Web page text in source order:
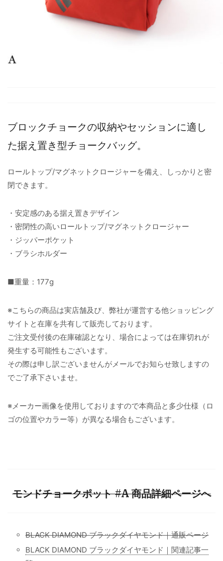
ブロックチョークの収納やセッションに適し
た据え置き型チョークバッグ。
ロールトップ/マグネットクロージャーを備え、しっかりと密
閉できます。
・安定感のある据え置きデザイン
・密閉性の高いロールトップ/マグネットクロージャー
・ジッパーポケット
・ブラシホルダー
■重量：177g
※こちらの商品は実店舗及び、弊社が運営する他ショッピング
サイトと在庫を共有して販売しております。
ご注文受付後の在庫確認となり、場合によっては在庫切れが
発生する可能性もございます。
その際は申し訳ございませんがメールでお知らせ致しますの
でご了承下さいませ。
※メーカー画像を使用しておりますので本商品と多少仕様（ロ
ゴの位置やカラー等）が異なる場合もございます。
モンドチョークポット #A 商品詳細ページへ
BLACK DIAMOND ブラックダイヤモンド｜通販ページ
BLACK DIAMOND ブラックダイヤモンド｜関連記事一